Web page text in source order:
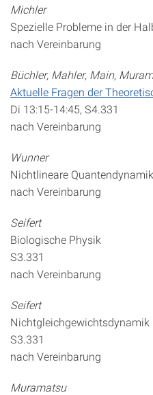
Michler
Spezielle Probleme in der
nach Vereinbarung
Büchler, Mahler, Main,
Aktuelle Fragen der
Di 13:15-14:45, S4.331
nach Vereinbarung
Wunner
Nichtlineare Quantendynamik
nach Vereinbarung
Seifert
Biologische Physik
S3.331
nach Vereinbarung
Seifert
Nichtgleichgewichtsdynamik
S3.331
nach Vereinbarung
Muramatsu